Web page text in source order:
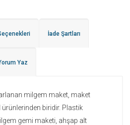
İade Şartları
Yaz
milgem maket, maket
biridir. Plastik
gemi maketi, ahşap alt